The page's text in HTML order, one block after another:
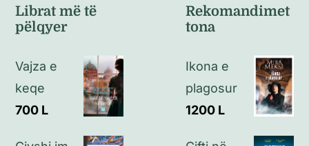
Politikat e kthimeve
Politikat e privatësisë
Librat më të
pëlqyer
Vajza e
keqe
700 L
Rekomandimet
tona
Ikona e
plagosur
1200 L